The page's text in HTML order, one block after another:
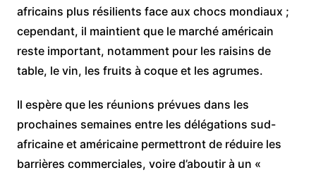
africains plus résilients face aux chocs mondiaux ;
cependant, il maintient que le marché américain
reste important, notamment pour les raisins de
table, le vin, les fruits à coque et les agrumes.
Il espère que les réunions prévues dans les
prochaines semaines entre les délégations sud-
africaine et américaine permettront de réduire les
barrières commerciales, voire d’aboutir à un «